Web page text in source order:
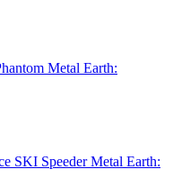
Metal Earth:
Metal Earth: